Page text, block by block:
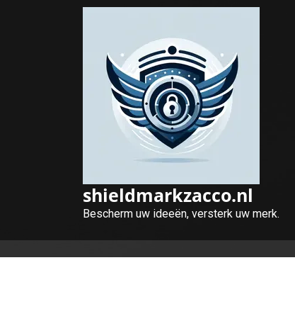
shieldmarkzacco.nl
Bescherm uw ideeën, versterk uw merk.